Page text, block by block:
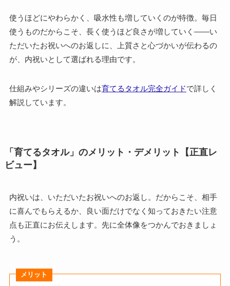
使うほどにやわらかく、吸水性も増していくのが特徴。毎日
使うものだからこそ、長く使うほど良さが増していく——い
ただいたお祝いへのお返しに、上質さと心づかいが伝わるの
が、内祝いとして選ばれる理由です。
仕組みやシリーズの違いは育てるタオル完全ガイドで詳しく
解説しています。
「育てるタオル」のメリット・デメリット【正直レ
ビュー】
内祝いは、いただいたお祝いへのお返し。だからこそ、相手
に喜んでもらえるか、良い面だけでなく知っておきたい注意
点も正直にお伝えします。先に全体像をつかんでおきましょ
う。
メリット